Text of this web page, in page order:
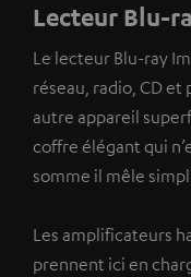
Lecteur Blu-
Le lecteur Blu-ray
réseau, radio, CD et
autre appareil
coffre élégant qui
somme il mêle
Les amplificateurs
prennent ici en